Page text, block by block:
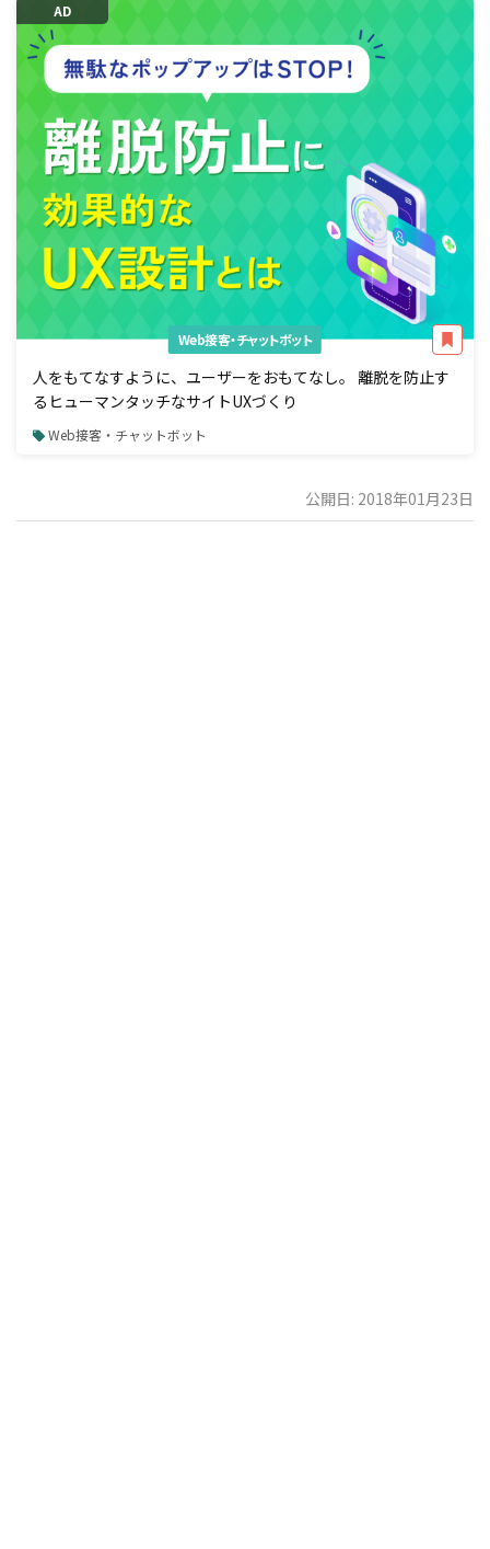
AD
Web接客・チャットボット
人をもてなすように、ユーザーをおもてなし。 離脱を防止す
るヒューマンタッチなサイトUXづくり
Web接客・チャットボット
公開日: 2018年01月23日